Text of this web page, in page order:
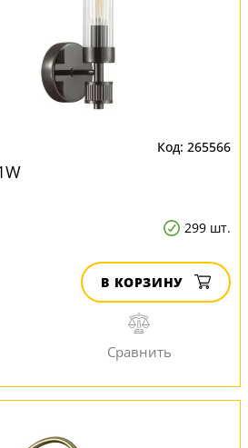
265566
299 шт.
В КОРЗИНУ